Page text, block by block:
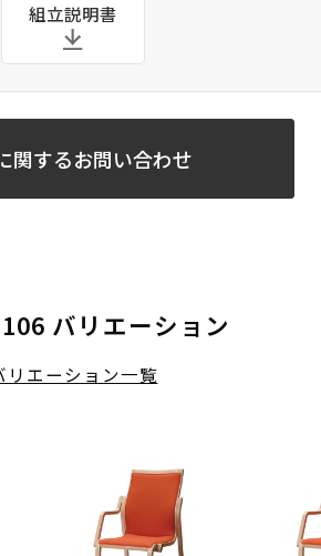
組立説明書
関するお問い合わせ
バリエーション
リエーション一覧